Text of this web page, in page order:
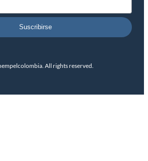
Suscribirse
All rights reserved.